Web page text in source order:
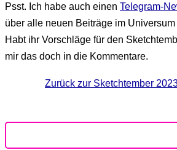
Psst. Ich habe auch einen Telegram-
über alle neuen Beiträge im
Habt ihr Vorschläge für den
mir das doch in die Kommentare.
Zurück zur Sketchtember